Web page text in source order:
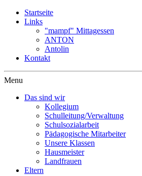
Startseite
Links
"mampf" Mittagessen
ANTON
Antolin
Kontakt
Menu
Das sind wir
Kollegium
Schulleitung/Verwaltung
Schulsozialarbeit
Pädagogische Mitarbeiter
Unsere Klassen
Hausmeister
Landfrauen
Eltern